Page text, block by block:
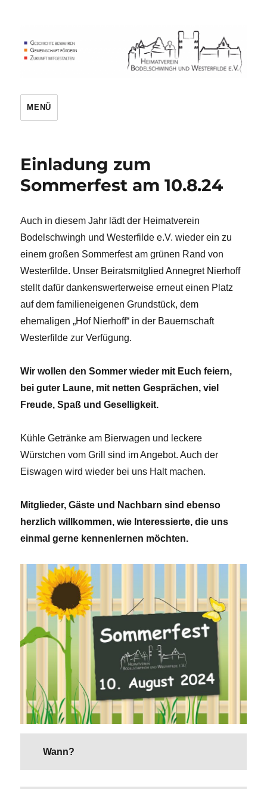
MENÜ
Einladung zum
Sommerfest am 10.8.24
Auch in diesem Jahr lädt der Heimatverein
Bodelschwingh und Westerfilde e.V. wieder ein zu
einem großen Sommerfest am grünen Rand von
Westerfilde. Unser Beiratsmitglied Annegret Nierhoff
stellt dafür dankenswerterweise erneut einen Platz
auf dem familieneigenen Grundstück, dem
ehemaligen „Hof Nierhoff“ in der Bauernschaft
Westerfilde zur Verfügung.
Wir wollen den Sommer wieder mit Euch feiern,
bei guter Laune, mit netten Gesprächen, viel
Freude, Spaß und Geselligkeit.
Kühle Getränke am Bierwagen und leckere
Würstchen vom Grill sind im Angebot. Auch der
Eiswagen wird wieder bei uns Halt machen.
Mitglieder, Gäste und Nachbarn sind ebenso
herzlich willkommen, wie Interessierte, die uns
einmal gerne kennenlernen möchten.
Wann?